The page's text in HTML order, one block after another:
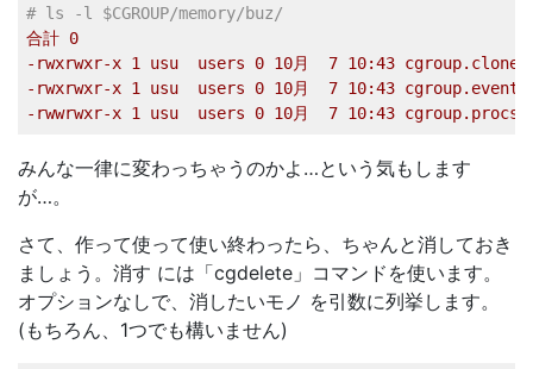
# ls -l $CGROUP/memory/buz/
合計 0
-rwxrwxr-x 1 usu users 0 10月 7 10:43
-rwxrwxr-x 1 usu users 0 10月 7 10:43
-rwwrwxr-x 1 usu users 0 10月 7 10:43 cgroup.procs
みんな一律に変わっちゃうのかよ…という気もします
が…。
さて、作って使って使い終わったら、ちゃんと消しておき
ましょう。消す には「cgdelete」コマンドを使います。
オプションなしで、消したいモノ を引数に列挙します。
(もちろん、1つでも構いません)